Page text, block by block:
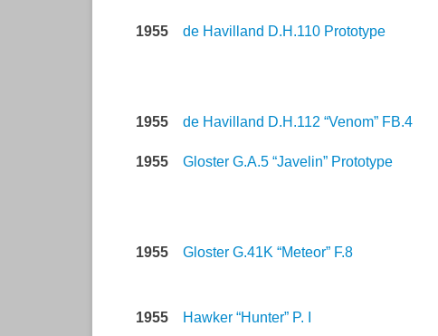
1955 de Havilland D.H.110 Prototype
1955 de Havilland D.H.112 “Venom” FB.4
1955 Gloster G.A.5 “Javelin” Prototype
1955 Gloster G.41K “Meteor” F.8
1955 Hawker “Hunter” P. I